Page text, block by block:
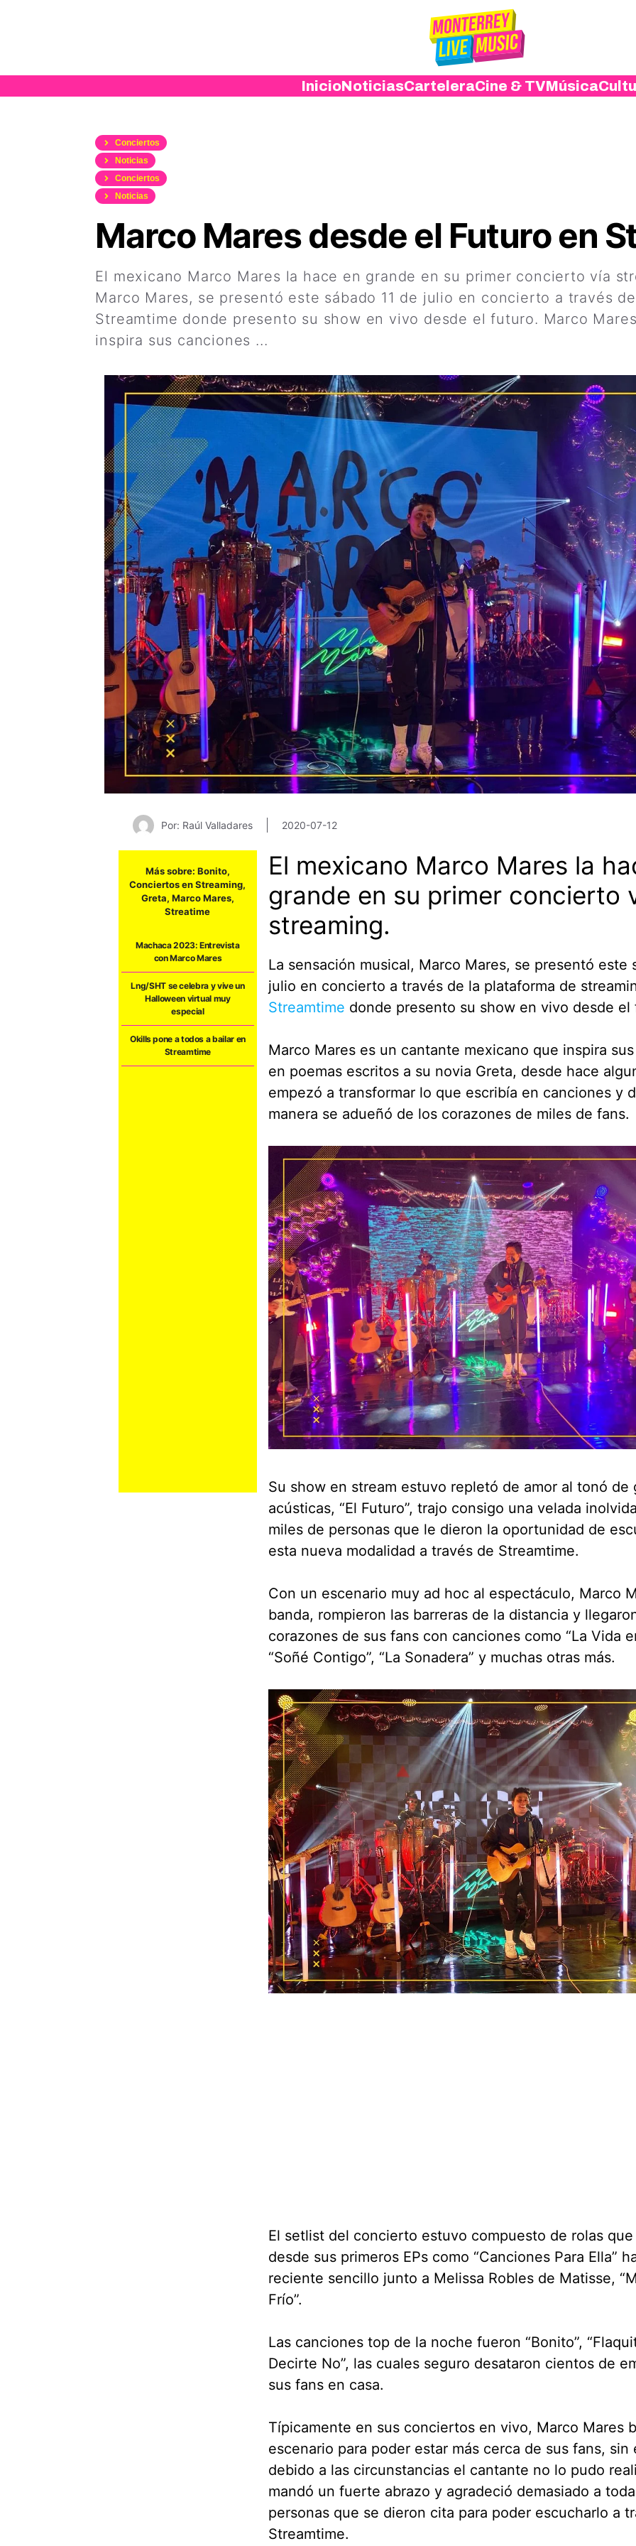
InicioNoticiasCarteleraCine & TVMúsica
Conciertos
Noticias
Conciertos
Noticias
Marco Mares desde el Futuro en
El mexicano Marco Mares la hace en grande en su primer concierto vía
Marco Mares, se presentó este sábado 11 de julio en concierto a través
Streamtime donde presento su show en vivo desde el futuro. Marco
inspira sus canciones ...
Por: Raúl Valladares 2020-07-12
Más sobre: Bonito,
Conciertos en Streaming,
Greta, Marco Mares,
Streatime
Machaca 2023: Entrevista
con Marco Mares
Lng/SHT se celebra y vive un
Halloween virtual muy
especial
Okills pone a todos a bailar en
Streamtime
El mexicano Marco Mares la
grande en su primer concierto
streaming.
La sensación musical, Marco Mares, se presentó este
julio en concierto a través de la plataforma de
Streamtime donde presento su show en vivo desde el
Marco Mares es un cantante mexicano que inspira
en poemas escritos a su novia Greta, desde hace
empezó a transformar lo que escribía en canciones y
manera se adueñó de los corazones de miles de fans.
Su show en stream estuvo repletó de amor al tonó de
acústicas, “El Futuro”, trajo consigo una velada
miles de personas que le dieron la oportunidad de
esta nueva modalidad a través de Streamtime.
Con un escenario muy ad hoc al espectáculo, Marco
banda, rompieron las barreras de la distancia y
corazones de sus fans con canciones como “La Vida
“Soñé Contigo”, “La Sonadera” y muchas otras más.
El setlist del concierto estuvo compuesto de rolas
desde sus primeros EPs como “Canciones Para Ella”
reciente sencillo junto a Melissa Robles de Matisse,
Frío”.
Las canciones top de la noche fueron “Bonito”,
Decirte No”, las cuales seguro desataron cientos de
sus fans en casa.
Típicamente en sus conciertos en vivo, Marco Mares
escenario para poder estar más cerca de sus fans, sin
debido a las circunstancias el cantante no lo pudo
mandó un fuerte abrazo y agradeció demasiado a
personas que se dieron cita para poder escucharlo a
Streamtime.